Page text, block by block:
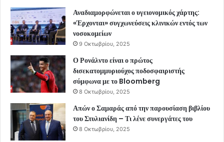
Αναδιαμορφώνεται ο υγειονομικός χάρτης:
«Έρχονται» συγχωνεύσεις κλινικών εντός των
νοσοκομείων
9 Οκτωβρίου, 2025
Ο Ρονάλντο είναι ο πρώτος
δισεκατομμυριούχος ποδοσφαιριστής
σύμφωνα με το Bloomberg
8 Οκτωβρίου, 2025
Απών ο Σαμαράς από την παρουσίαση βιβλίου
του Στυλιανίδη – Τι λένε συνεργάτες του
8 Οκτωβρίου, 2025